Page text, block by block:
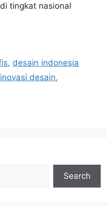
tingkat nasional
, desain indonesia
inovasi desain,
Search